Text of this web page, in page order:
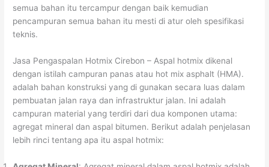
semua bahan itu tercampur dengan baik kemudian
pencampuran semua bahan itu mesti di atur oleh spesifikasi
teknis.
Jasa Pengaspalan Hotmix Cirebon – Aspal hotmix dikenal
dengan istilah campuran panas atau hot mix asphalt (HMA).
adalah bahan konstruksi yang di gunakan secara luas dalam
pembuatan jalan raya dan infrastruktur jalan. Ini adalah
campuran material yang terdiri dari dua komponen utama:
agregat mineral dan aspal bitumen. Berikut adalah penjelasan
lebih rinci tentang apa itu aspal hotmix: